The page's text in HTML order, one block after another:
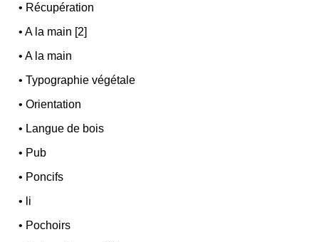
• Récupération
•A la main [2]
•A la main
•Typographie végétale
•Orientation
• Langue de bois
• Pub
• Poncifs
• li
• Pochoirs